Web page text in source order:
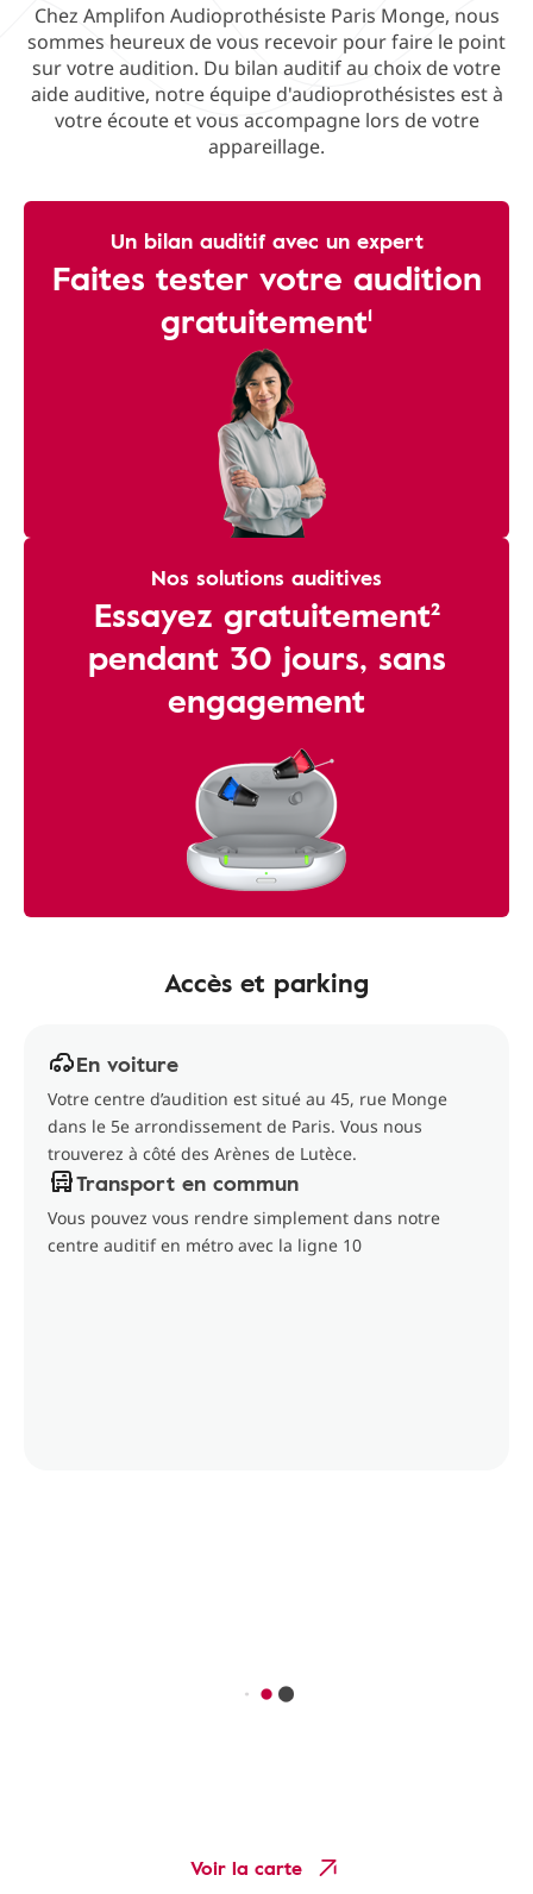
Chez Amplifon Audioprothésiste Paris Monge, nous
sommes heureux de vous recevoir pour faire le point
sur votre audition. Du bilan auditif au choix de votre
aide auditive, notre équipe d'audioprothésistes est à
votre écoute et vous accompagne lors de votre
appareillage.
Un bilan auditif avec un expert
Faites tester votre audition
gratuitement¹
Nos solutions auditives
Essayez gratuitement²
pendant 30 jours, sans
engagement
Accès et parking
En voiture
Votre centre d’audition est situé au 45, rue Monge
dans le 5e arrondissement de Paris. Vous nous
trouverez à côté des Arènes de Lutèce.
Transport en commun
Vous pouvez vous rendre simplement dans notre
centre auditif en métro avec la ligne 10
Voir la carte